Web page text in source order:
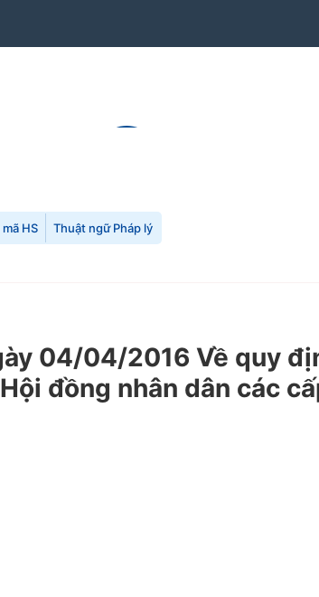
HS Thuật ngữ Pháp lý
04/04/2016 Về quy
đồng nhân dân các